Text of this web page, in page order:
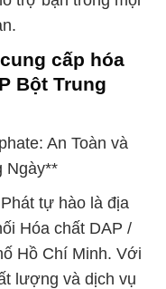
cấp hóa
Bột Trung
An Toàn và
Ngày**
tự hào là địa
Hóa chất DAP /
Hồ Chí Minh. Với
lượng và dịch vụ